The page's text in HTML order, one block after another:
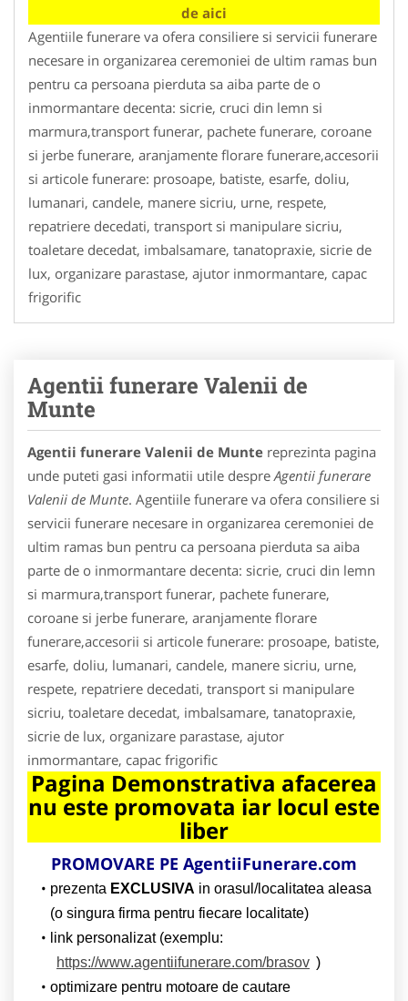
de aici
Agentiile funerare va ofera consiliere si servicii funerare
necesare in organizarea ceremoniei de ultim ramas bun
pentru ca persoana pierduta sa aiba parte de o
inmormantare decenta: sicrie, cruci din lemn si
marmura,transport funerar, pachete funerare, coroane
si jerbe funerare, aranjamente florare funerare,accesorii
si articole funerare: prosoape, batiste, esarfe, doliu,
lumanari, candele, manere sicriu, urne, respete,
repatriere decedati, transport si manipulare sicriu,
toaletare decedat, imbalsamare, tanatopraxie, sicrie de
lux, organizare parastase, ajutor inmormantare, capac
frigorific
Agentii funerare Valenii de
Munte
Agentii funerare Valenii de Munte reprezinta pagina
unde puteti gasi informatii utile despre Agentii funerare
Valenii de Munte. Agentiile funerare va ofera consiliere si
servicii funerare necesare in organizarea ceremoniei de
ultim ramas bun pentru ca persoana pierduta sa aiba
parte de o inmormantare decenta: sicrie, cruci din lemn
si marmura,transport funerar, pachete funerare,
coroane si jerbe funerare, aranjamente florare
funerare,accesorii si articole funerare: prosoape, batiste,
esarfe, doliu, lumanari, candele, manere sicriu, urne,
respete, repatriere decedati, transport si manipulare
sicriu, toaletare decedat, imbalsamare, tanatopraxie,
sicrie de lux, organizare parastase, ajutor
inmormantare, capac frigorific
Pagina Demonstrativa afacerea
nu este promovata iar locul este
liber
PROMOVARE PE AgentiiFunerare.com
prezenta EXCLUSIVA in orasul/localitatea aleasa
(o singura firma pentru fiecare localitate)
link personalizat (exemplu:
https://www.agentiifunerare.com/brasov )
optimizare pentru motoare de cautare